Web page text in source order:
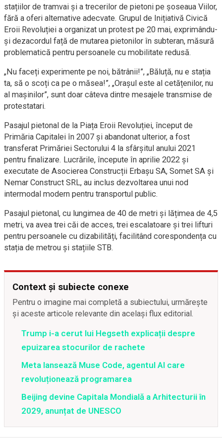
stațiilor de tramvai și a trecerilor de pietoni pe șoseaua Viilor,
fără a oferi alternative adecvate. Grupul de Inițiativă Civică
Eroii Revoluției a organizat un protest pe 20 mai, exprimându-
și dezacordul față de mutarea pietonilor în subteran, măsură
problematică pentru persoanele cu mobilitate redusă.
„Nu faceți experimente pe noi, bătrânii!”, „Băluță, nu e stația
ta, să o scoți ca pe o măsea!”, „Orașul este al cetățenilor, nu
al mașinilor”, sunt doar câteva dintre mesajele transmise de
protestatari.
Pasajul pietonal de la Piața Eroii Revoluției, început de
Primăria Capitalei în 2007 și abandonat ulterior, a fost
transferat Primăriei Sectorului 4 la sfârșitul anului 2021
pentru finalizare. Lucrările, începute în aprilie 2022 și
executate de Asocierea Construcții Erbașu SA, Somet SA și
Nemar Construct SRL, au inclus dezvoltarea unui nod
intermodal modern pentru transportul public.
Pasajul pietonal, cu lungimea de 40 de metri și lățimea de 4,5
metri, va avea trei căi de acces, trei escalatoare și trei lifturi
pentru persoanele cu dizabilități, facilitând corespondența cu
stația de metrou și stațiile STB.
Context și subiecte conexe
Pentru o imagine mai completă a subiectului, urmărește
și aceste articole relevante din același flux editorial.
Trump i-a cerut lui Hegseth explicații despre
epuizarea stocurilor de rachete
Meta lansează Muse Code, agentul AI care
revoluționează programarea
Beijing devine Capitala Mondială a Arhitecturii în
2029, anunțat de UNESCO